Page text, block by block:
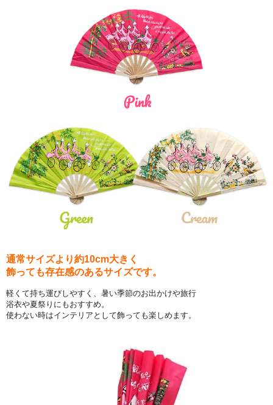
通常サイズより約10cm大きく
飾っても存在感のあるサイズです。
軽くて持ち運びしやすく、暑い季節のお出かけや旅行
浴衣や夏祭りにもおすすめ。
使わない時はインテリアとして飾っても楽しめます。